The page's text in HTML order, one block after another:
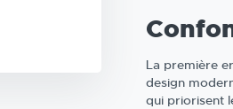
La première
design
qui priorisent